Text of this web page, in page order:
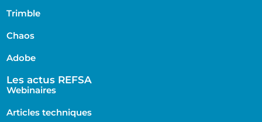
Trimble
Chaos
Adobe
Les actus REFSA
Webinaires
Articles techniques